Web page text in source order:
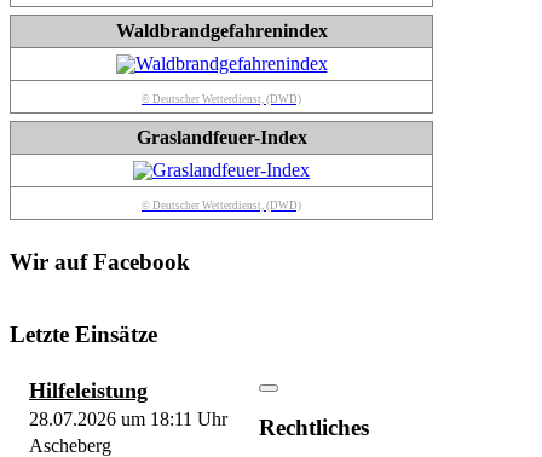
Waldbrandgefahrenindex
© Deutscher Wetterdienst, (DWD)
Graslandfeuer-Index
© Deutscher Wetterdienst, (DWD)
Wir auf Facebook
Letzte Einsätze
Hilfeleistung
28.07.2026 um 18:11 Uhr
Ascheberg
Rechtliches